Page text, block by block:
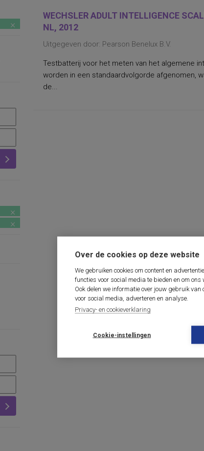
Over de cookies op deze website
We gebruiken cookies om content en
functies voor social media te bieden en om ons
Ook delen we informatie over jouw gebruik
voor social media, adverteren en analyse.
Privacy- en cookieverklaring
Cookie-instellingen
WECHSLER ADULT INTELLIGENCE
NL, 2012
Uitgegeven door: Pearson Benelux B.V.
Testbatterij voor het meten van het algemene
worden in een standaardvolgorde afgenomen,
de...